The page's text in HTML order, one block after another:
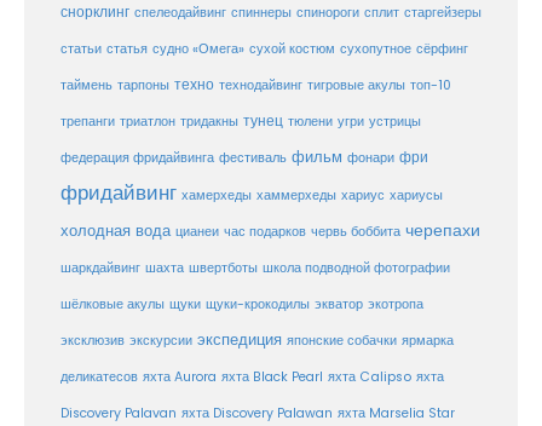
снорклинг спелеодайвинг спиннеры спинороги сплит старгейзеры
статьи статья судно «Омега» сухой костюм сухопутное сёрфинг
таймень тарпоны техно технодайвинг тигровые акулы топ-10
трепанги триатлон тридакны тунец тюлени угри устрицы
федерация фридайвинга фестиваль фильм фонари фри
фридайвинг хамерхеды хаммерхеды хариус хариусы
холодная вода цианеи час подарков червь боббита черепахи
шаркдайвинг шахта швертботы школа подводной фотографии
шёлковые акулы щуки щуки-крокодилы экватор экотропа
эксклюзив экскурсии экспедиция японские собачки ярмарка
деликатесов яхта Aurora яхта Black Pearl яхта Calipso яхта
Discovery Palavan яхта Discovery Palawan яхта Marselia Star